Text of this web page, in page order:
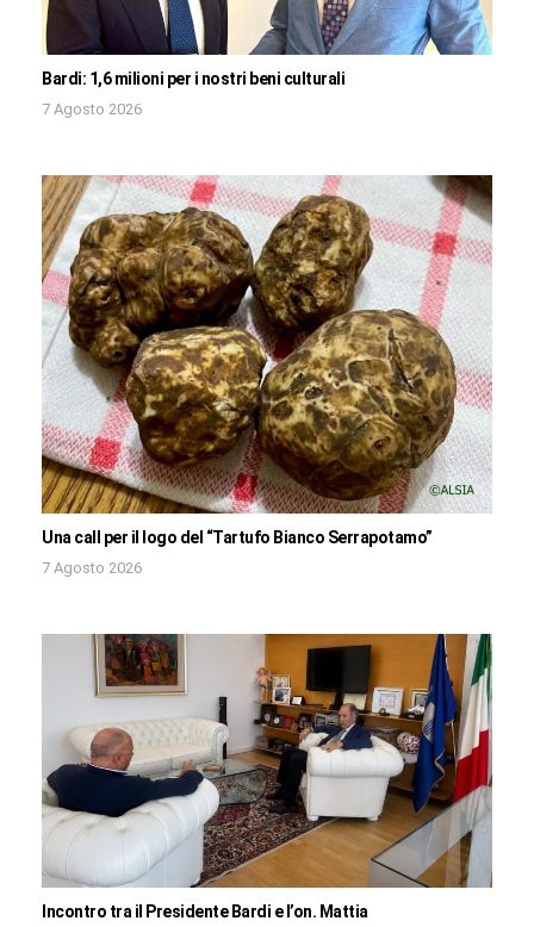
Bardi: 1,6 milioni per i nostri beni culturali
7 Agosto 2026
Una call per il logo del “Tartufo Bianco Serrapotamo”
7 Agosto 2026
Incontro tra il Presidente Bardi e l’on. Mattia